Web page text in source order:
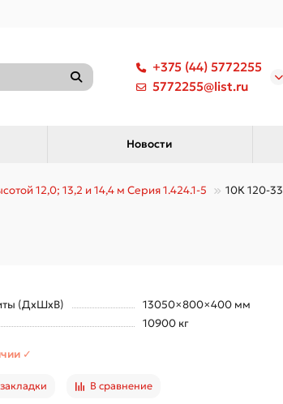
+375 (44) 5772255
5772255@list.ru
Новости
12,0; 13,2 и 14,4 м Серия 1.424.1-5 10К 120-33
(ДхШхВ)
13050×800×400 мм
10900 кг
✓
В сравнение